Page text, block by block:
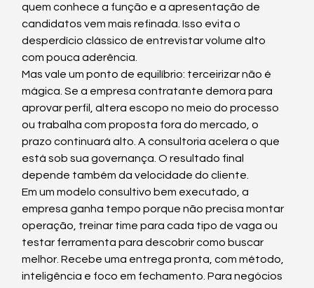
quem conhece a função e a apresentação de
candidatos vem mais refinada. Isso evita o
desperdício clássico de entrevistar volume alto
com pouca aderência.
Mas vale um ponto de equilíbrio: terceirizar não é
mágica. Se a empresa contratante demora para
aprovar perfil, altera escopo no meio do processo
ou trabalha com proposta fora do mercado, o
prazo continuará alto. A consultoria acelera o que
está sob sua governança. O resultado final
depende também da velocidade do cliente.
Em um modelo consultivo bem executado, a
empresa ganha tempo porque não precisa montar
operação, treinar time para cada tipo de vaga ou
testar ferramenta para descobrir como buscar
melhor. Recebe uma entrega pronta, com método,
inteligência e foco em fechamento. Para negócios